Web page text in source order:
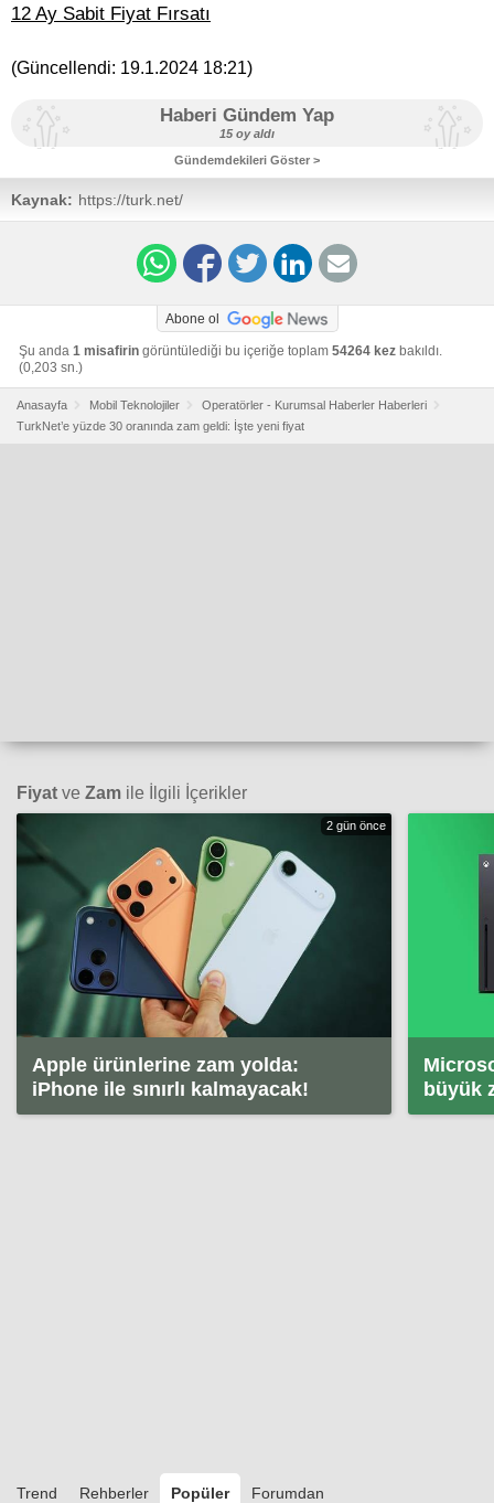
12 Ay Sabit Fiyat Fırsatı
(Güncellendi: 19.1.2024 18:21)
Haberi Gündem Yap
15 oy aldı
Gündemdekileri Göster >
Kaynak: https://turk.net/
Abone ol
Şu anda 1 misafirin görüntülediği bu içeriğe toplam 54264 kez bakıldı.
(0,203 sn.)
Anasayfa Mobil Teknolojiler
Operatörler - Kurumsal Haberler Haberleri
TurkNet’e yüzde 30 oranında zam geldi: İşte yeni fiyat
Fiyat ve Zam ile İlgili İçerikler
2 gün önce
Apple ürünlerine zam yolda:
iPhone ile sınırlı kalmayacak!
büyük
Trend Rehberler Popüler Forumdan